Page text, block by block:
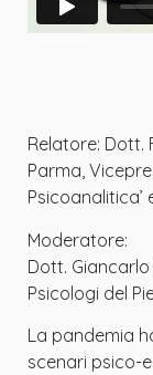
Relatore: Dott.
Parma,
Psicoanalitica’
Moderatore:
Dott. Giancarlo
Psicologi del
La pandemia
scenari psico-